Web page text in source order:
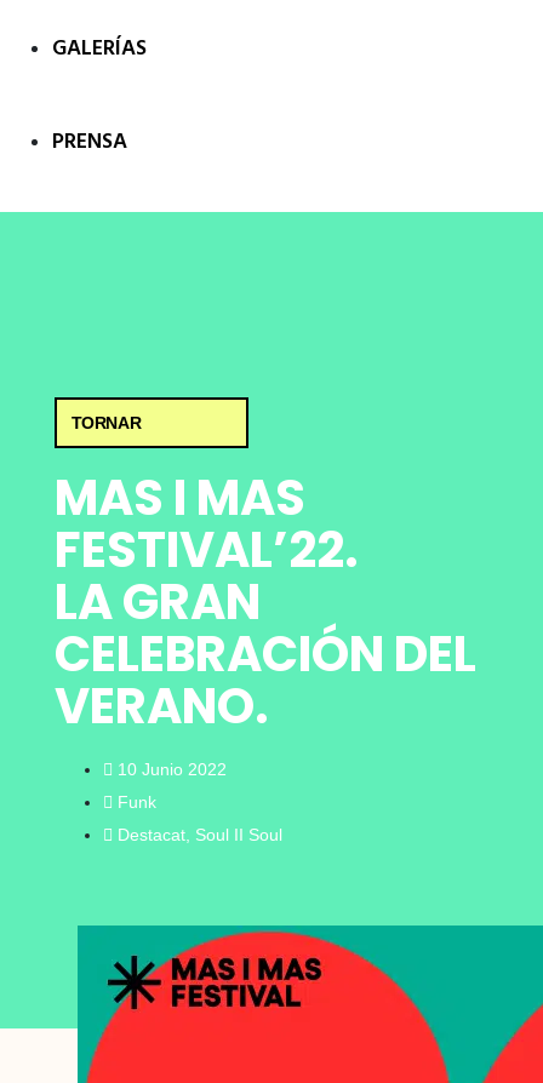
GALERÍAS
PRENSA
TORNAR
MAS I MAS
FESTIVAL’22.
LA GRAN
CELEBRACIÓN DEL
VERANO.
10 Junio 2022
Funk
Destacat, Soul II Soul